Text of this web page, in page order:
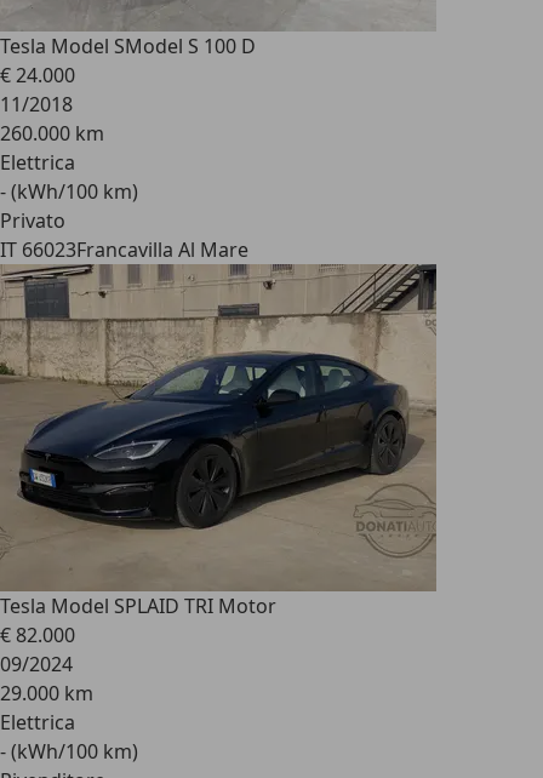
Tesla Model SModel S 100 D
€ 24.000
11/2018
260.000 km
Elettrica
- (kWh/100 km)
Privato
IT 66023Francavilla Al Mare
Tesla Model SPLAID TRI Motor
€ 82.000
09/2024
29.000 km
Elettrica
- (kWh/100 km)